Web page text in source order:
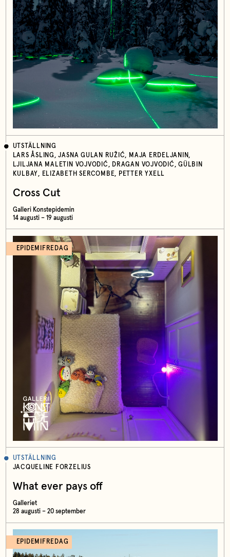
UTSTÄLLNING
LARS ÅSLING, JASNA GULAN RUŽIĆ, MAJA ERDELJANIN,
LJILJANA MALETIN VOJVODIĆ, DRAGAN VOJVODIĆ, GÜLBIN
KULBAY, ELIZABETH SERCOMBE, PETTER YXELL
Cross Cut
Galleri Konstepidemin
14 augusti – 19 augusti
EPIDEMIFREDAG
UTSTÄLLNING
JACQUELINE FORZELIUS
What ever pays off
Galleriet
28 augusti – 20 september
EPIDEMIFREDAG